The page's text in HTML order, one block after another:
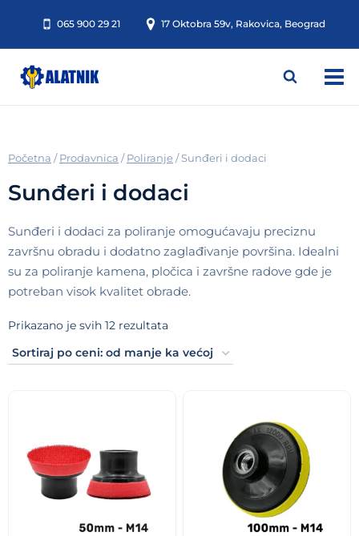
content
065 900 29 21 17 Oktobra 59v, Rakovica, Beograd
/ Prodavnica / Poliranje / Sunđeri i dodaci
Sunđeri i dodaci
Sunđeri i dodaci za poliranje omogućavaju preciznu
završnu obradu i dodatno zaglađivanje površina. Idealni
su za poliranje kamena, pločica i završne radove gde je
potreban visok kvalitet obrade.
Prikazano je svih 12 rezultata
po